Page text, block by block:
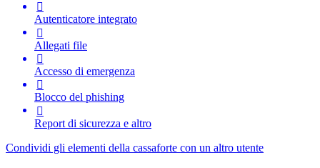

Autenticatore integrato

Allegati file

Accesso di emergenza

Blocco del phishing

Report di sicurezza e altro
Condividi gli elementi della cassaforte con un altro utente